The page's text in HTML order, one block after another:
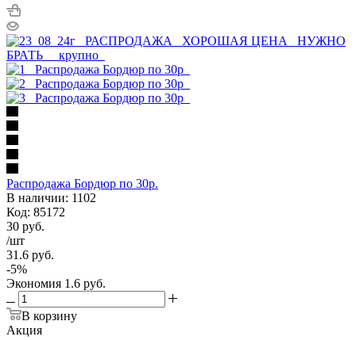
Распродажа Бордюр по 30р.
В наличии: 1102
Код: 85172
30 руб.
/шт
31.6 руб.
-5%
Экономия 1.6 руб.
В корзину
Акция